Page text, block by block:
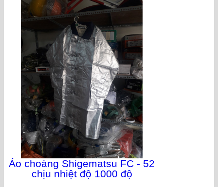
Áo choàng Shigematsu FC - 52
chịu nhiệt độ 1000 độ